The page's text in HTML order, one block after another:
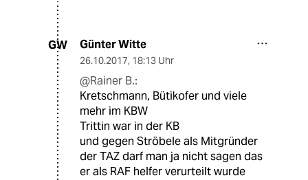
GW Günter Witte
26.10.2017, 18:13 Uhr
@Rainer B.:
Kretschmann, Bütikofer und viele
mehr im KBW
Trittin war in der KB
und gegen Ströbele als Mitgründer
der TAZ darf man ja nicht sagen das
er als RAF helfer verurteilt wurde